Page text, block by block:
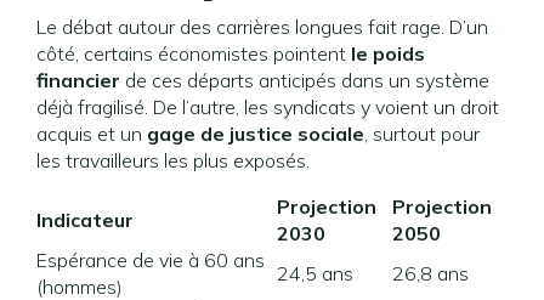
Le débat autour des carrières longues fait rage. D’un
côté, certains économistes pointent le poids
financier de ces départs anticipés dans un système
déjà fragilisé. De l’autre, les syndicats y voient un droit
acquis et un gage de justice sociale, surtout pour
les travailleurs les plus exposés.
Indicateur
Projection
2030
Projection
2050
Espérance de vie à 60 ans
(hommes)
24,5 ans
26,8 ans